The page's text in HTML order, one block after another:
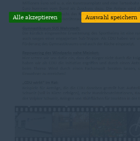
Alle akzeptieren Auswahl speichern